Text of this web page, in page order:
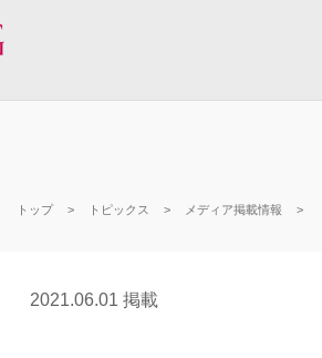
トップ トピックス メディア掲載情報
2021.06.01 掲載